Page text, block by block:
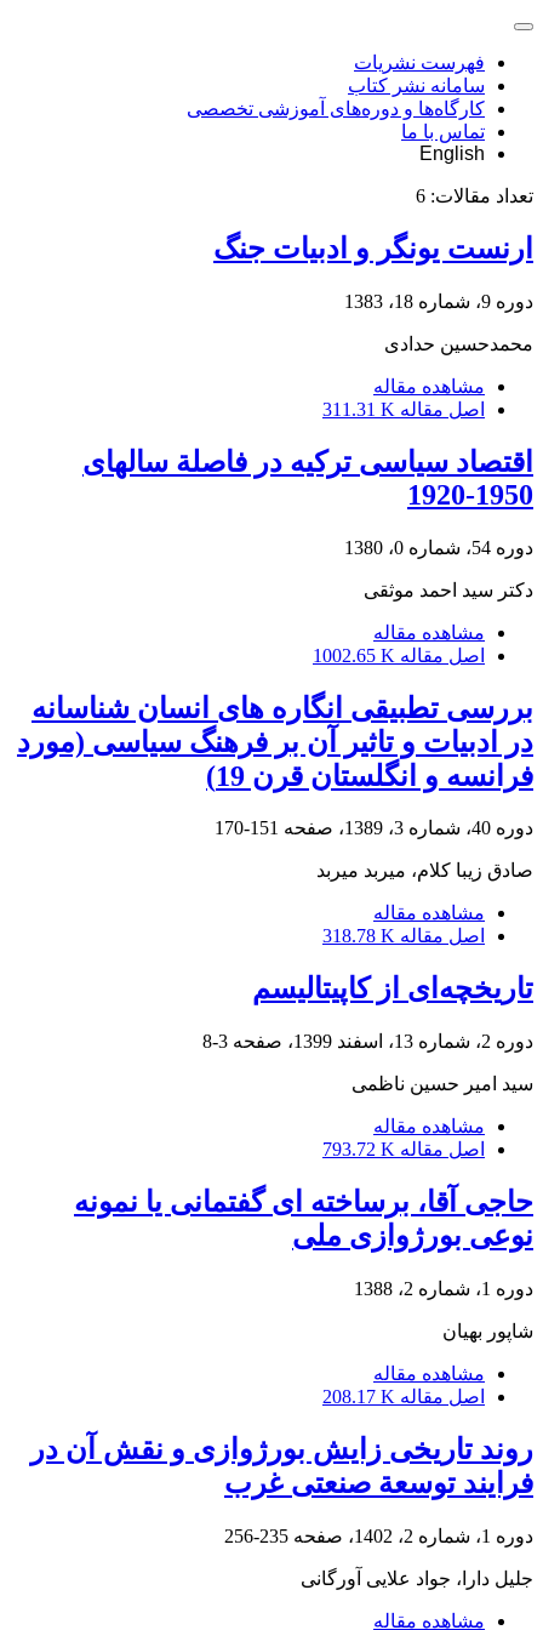
فهرست نشریات
سامانه نشر کتاب
کارگاه‌ها و دوره‌های آموزشی تخصصی
تماس با ما
English
تعداد مقالات: 6
ارنست یونگر و ادبیات جنگ
دوره 9، شماره 18، 1383
محمدحسین حدادى
مشاهده مقاله
اصل مقاله 311.31 K
اقتصاد سیاسی ترکیه در فاصلة سالهای
1950-1920
دوره 54، شماره 0، 1380
دکتر سید احمد موثقی
مشاهده مقاله
اصل مقاله 1002.65 K
بررسی تطبیقی انگاره های انسان شناسانه
در ادبیات و تاثیر آن بر فرهنگ سیاسی (مورد
فرانسه و انگلستان قرن 19)
دوره 40، شماره 3، 1389، صفحه 151-170
صادق زیبا کلام، میربد میربد
مشاهده مقاله
اصل مقاله 318.78 K
تاریخچه‌ای از کاپیتالیسم
دوره 2، شماره 13، اسفند 1399، صفحه 3-8
سید امیر حسین ناظمی
مشاهده مقاله
اصل مقاله 793.72 K
حاجی آقا، برساخته ای گفتمانی یا نمونه
نوعی بورژوازی ملی
دوره 1، شماره 2، 1388
شاپور بهیان
مشاهده مقاله
اصل مقاله 208.17 K
روند تاریخی زایش بورژوازی و نقش آن در
فرایند توسعة صنعتی غرب
دوره 1، شماره 2، 1402، صفحه 235-256
جلیل دارا، جواد علایی آورگانی
مشاهده مقاله